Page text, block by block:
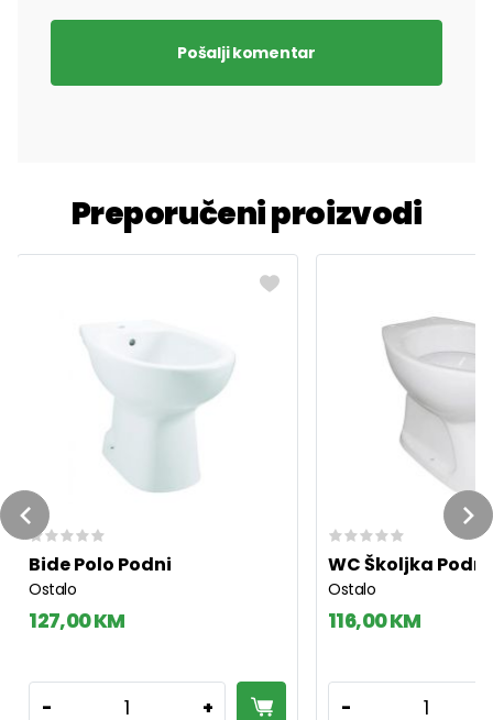
Pošalji komentar
Preporučeni proizvodi
Bide Polo Podni
Ostalo
127,00 KM
- 1 +
WC Školjka
Ostalo
116,00 KM
- 1
Previous